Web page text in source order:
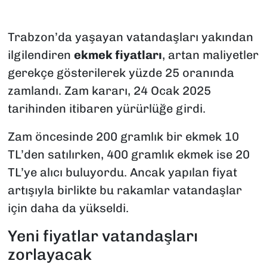
Trabzon’da yaşayan vatandaşları yakından
ilgilendiren ekmek fiyatları, artan maliyetler
gerekçe gösterilerek yüzde 25 oranında
zamlandı. Zam kararı, 24 Ocak 2025
tarihinden itibaren yürürlüğe girdi.
Zam öncesinde 200 gramlık bir ekmek 10
TL’den satılırken, 400 gramlık ekmek ise 20
TL’ye alıcı buluyordu. Ancak yapılan fiyat
artışıyla birlikte bu rakamlar vatandaşlar
için daha da yükseldi.
Yeni fiyatlar vatandaşları
zorlayacak